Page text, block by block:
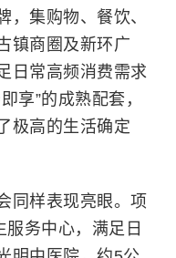
，集购物、餐饮、
镇商圈及新环广
日常高频消费需求
享”的成熟配套，
极高的生活确定
同样表现亮眼。项
服务中心，满足日